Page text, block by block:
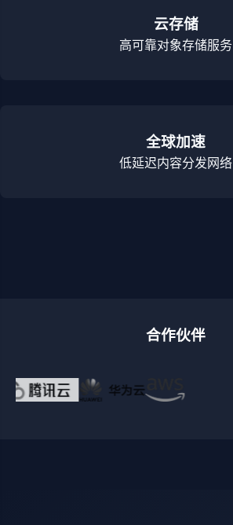
云存储
高可靠对象存储服务
全球加速
低延迟内容分发网络
合作伙伴